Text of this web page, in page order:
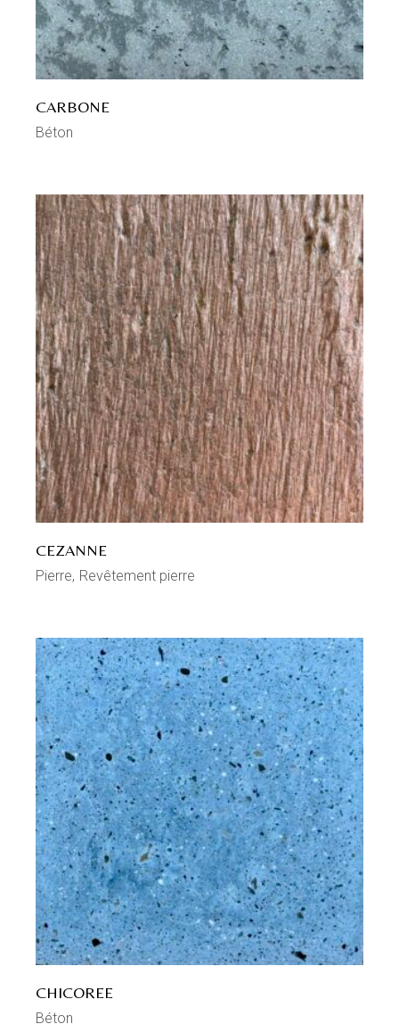
CARBONE
Béton
CEZANNE
Pierre Revêtement pierre
CHICOREE
Béton